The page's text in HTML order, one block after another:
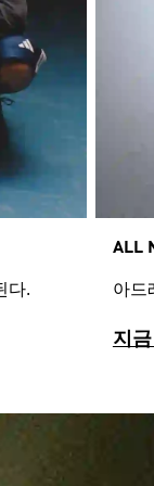
다.
ALL
아드
지금